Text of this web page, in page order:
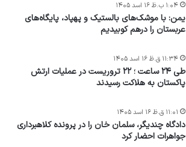
یمن: با موشک‌های بالستیک و پهپاد، پایگاه‌های
عربستان را درهم کوبیدیم
۱:۰۴ ب.ظ ۱۶ اسد ۱۴۰۵
طی ۲۴ ساعت ؛ ۲۲ تروریست در عملیات ارتش
پاکستان به هلاکت رسیدند
۱۱:۳۴ ق.ظ ۱۶ اسد ۱۴۰۵
دادگاه چندیگر، سلمان خان را در پرونده کلاهبرداری
جواهرات احضار کرد
۱۱:۰۱ ق.ظ ۱۶ اسد ۱۴۰۵